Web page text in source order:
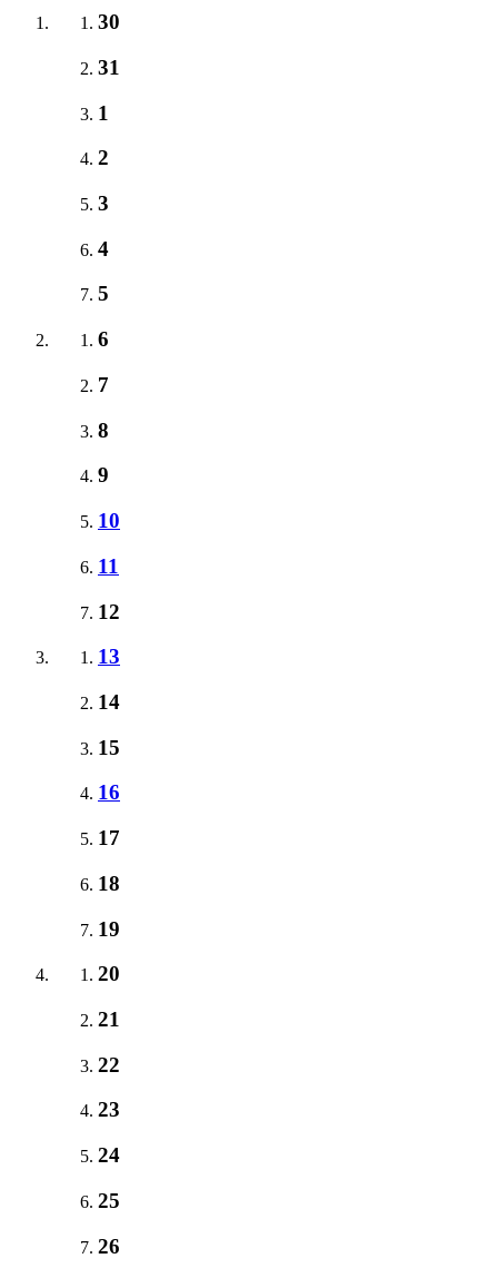
30
31
1
2
3
4
5
6
7
8
9
10
11
12
13
14
15
16
17
18
19
20
21
22
23
24
25
26